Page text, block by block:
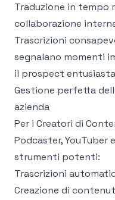
Traduzione in tempo
collaborazione
Trascrizioni
segnalano momenti
il prospect
Gestione perfetta
azienda
Per i Creatori di
Podcaster, YouTuber
strumenti potenti:
Trascrizioni
Creazione di